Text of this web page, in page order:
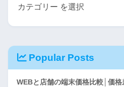
Popular Posts
WEBと店舗の端末価格比較│価格